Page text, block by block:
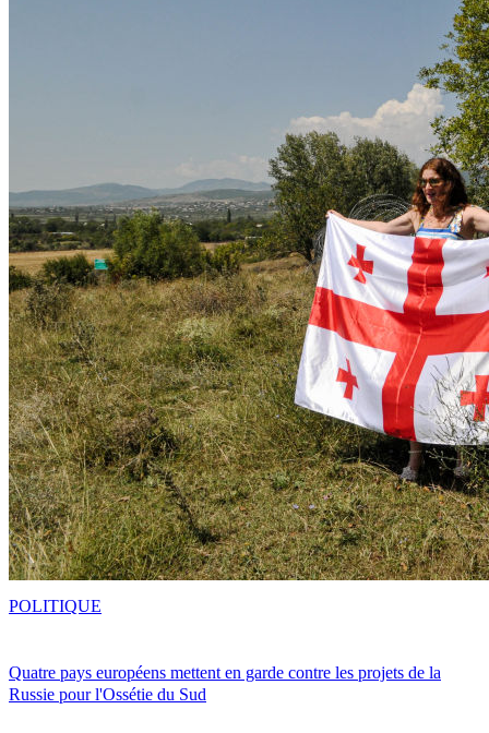
Quatre pays européens mettent en garde contre les projets de la
Russie pour l'Ossétie du Sud
POLITIQUE